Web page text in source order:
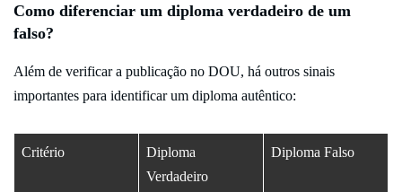
Como diferenciar um diploma verdadeiro de um
falso?
Além de verificar a publicação no DOU, há outros sinais
importantes para identificar um diploma autêntico:
Critério
Diploma
Verdadeiro
Diploma Falso